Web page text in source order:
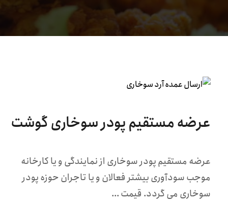
عرضه مستقیم پودر سوخاری گوشت
عرضه مستقیم پودر سوخاری از نمایندگی و یا کارخانه
موجب سودآوری بیشتر فعالان و یا تاجران حوزه پودر
سوخاری می گردد. قیمت ...